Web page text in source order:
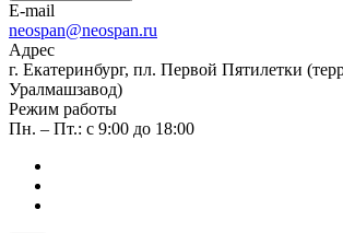
E-mail
neospan@neospan.ru
Адрес
г. Екатеринбург, пл. Первой Пятилетки
Уралмашзавод)
Режим работы
Пн. – Пт.: с 9:00 до 18:00